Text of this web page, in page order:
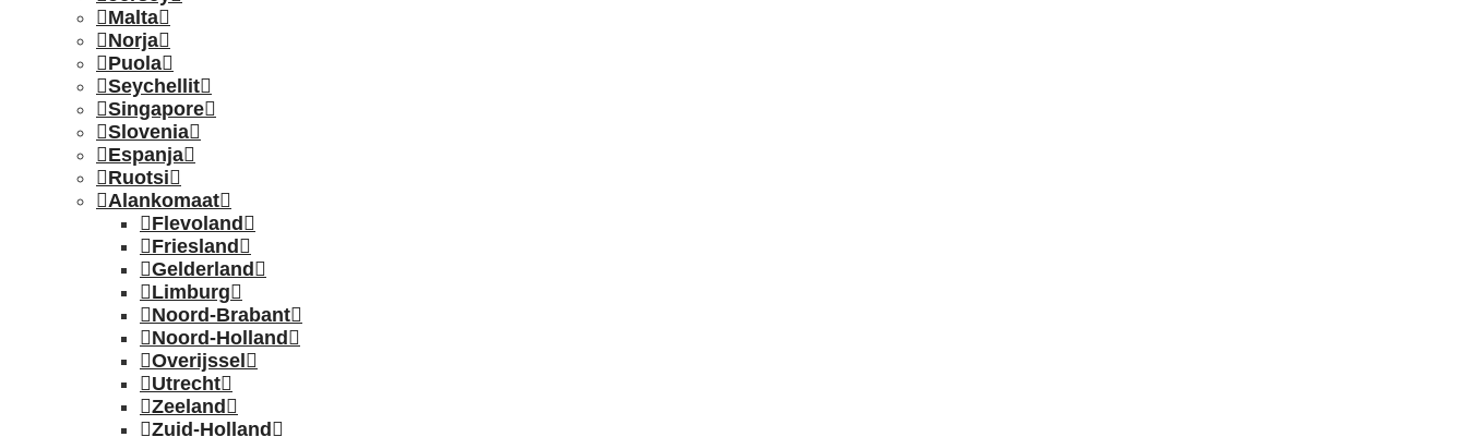
Malta
Norja
Puola
Seychellit
Singapore
Slovenia
Espanja
Ruotsi
Alankomaat
Flevoland
Friesland
Gelderland
Limburg
Noord-Brabant
Noord-Holland
Overijssel
Utrecht
Zeeland
Zuid-Holland